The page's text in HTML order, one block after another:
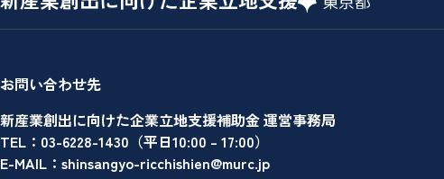
お問い合わせ先
新産業創出に向けた企業立地支援補助金 運営事務局
TEL：03-6228-1430（平日10:00 – 17:00）
E-MAIL： shinsangyo-ricchishien@murc.jp